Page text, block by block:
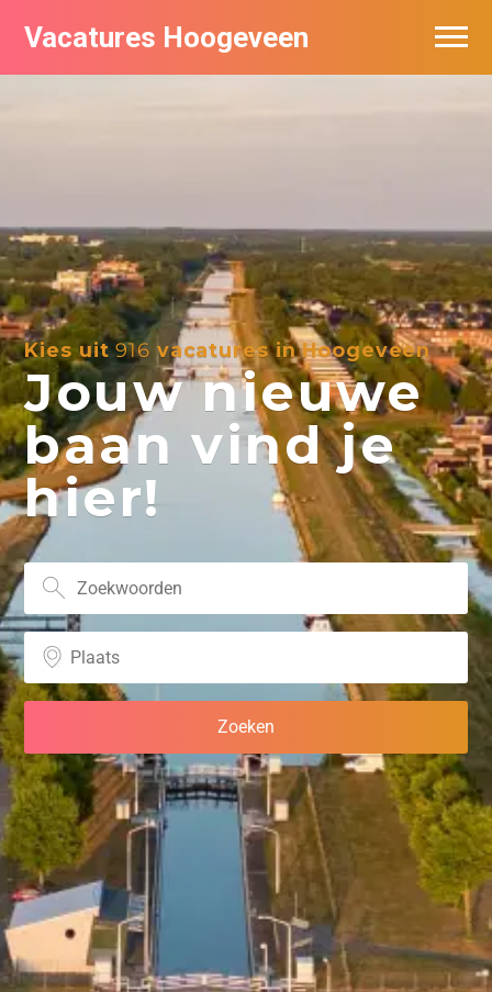
Vacatures Hoogeveen
Kies uit916 vacatures in Hoogeveen
Jouw nieuwe
baan vind je
hier!
Vacatures per bedrijf